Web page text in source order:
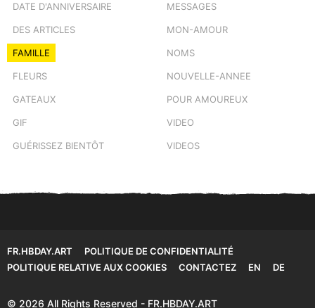
DATE D'ANNIVERSAIRE
DES ARTICLES
FAMILLE
FLEURS
GATEAUX
GIF
GUÉRISSEZ BIENTÔT
MESSAGES
MON-AMOUR
NOMS
NOUVELLE-ANNEE
POUR AMOUREUX
VIDEO
VIDEOS
FR.HBDAY.ART
POLITIQUE DE CONFIDENTIALITÉ
POLITIQUE RELATIVE AUX COOKIES
CONTACTEZ EN DE
© 2026 All Rights Reserved - FR.HBDAY.ART